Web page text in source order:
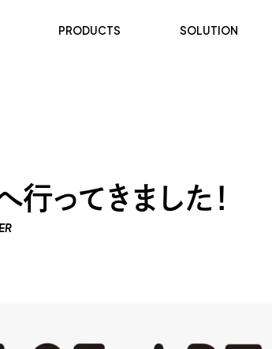
PRODUCTS SOLUTION
行ってきました！